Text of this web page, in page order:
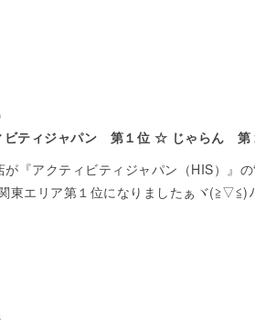
ビティジャパン 第１位 ☆ じゃらん
が『アクティビティジャパン（HIS）』
東エリア第１位になりましたぁヾ(≧▽≦)